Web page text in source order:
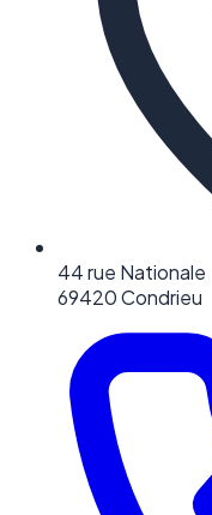
44 rue Nationale
69420 Condrieu